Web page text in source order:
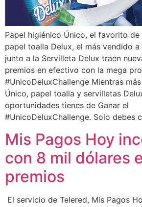
Papel higiénico Único, el favorito de
papel toalla Delux, el más vendido a
junto a la Servilleta Delux traen
premios en efectivo con la mega
#UnicoDeluxChallenge Mientras
Único, papel toalla y servilletas
oportunidades tienes de Ganar el
#UnicoDeluxChallenge. Solo debes
Mis Pagos Hoy
con 8 mil dólares
premios
El servicio de Telered, Mis Pagos